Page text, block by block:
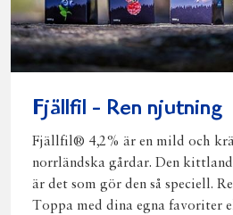
Fjällfil - Ren njutning
Fjällfil® 4,2% är en mild och
norrländska gårdar. Den
är det som gör den så speciell.
Toppa med dina egna favoriter